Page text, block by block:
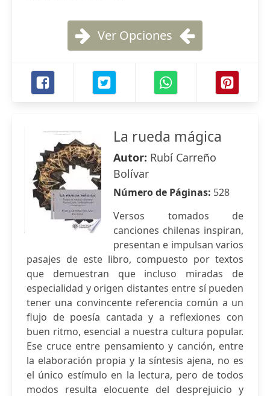
Ver Opciones
La rueda mágica
Autor: Rubí Carreño
Bolívar
Número de Páginas: 528
Versos tomados de
canciones chilenas inspiran,
presentan e impulsan varios
pasajes de este libro, compuesto por textos
que demuestran que incluso miradas de
especialidad y origen distantes entre sí pueden
tener una convincente referencia común a un
flujo de poesía cantada y a reflexiones con
buen ritmo, esencial a nuestra cultura popular.
Ese cruce entre pensamiento y canción, entre
la elaboración propia y la síntesis ajena, no es
el único estímulo en la lectura, pero de todos
modos resulta elocuente del desprejuicio y